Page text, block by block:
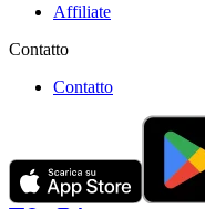
Affiliate
Contatto
Contatto